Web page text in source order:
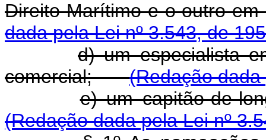
Direito Marítimo e o outro
dada pela Lei nº 3.543, de
d) um especialista
comercial;(Redação
e) um capitão-de-
(Redação dada pela Lei nº